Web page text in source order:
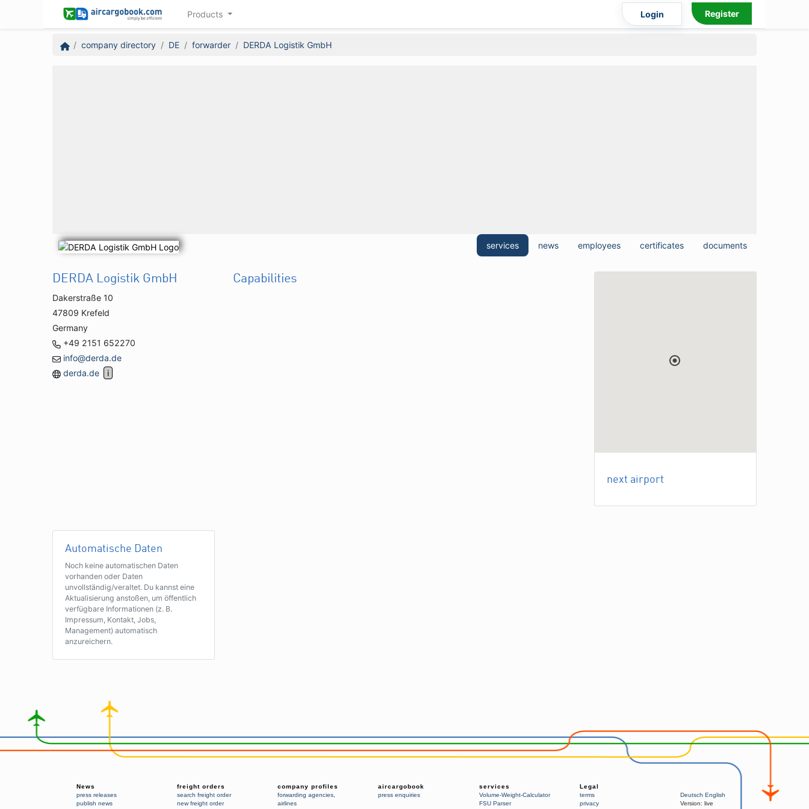
Products Login Register
company directory DE forwarder DERDA Logistik GmbH
services news employees certificates documents
DERDA Logistik GmbH
Dakerstraße 10
47809 Krefeld
Germany
+49 2151 652270
info@derda.de
derda.de
Capabilities
next airport
Automatische Daten
Noch keine automatischen Daten
vorhanden oder Daten
unvollständig/veraltet. Du kannst eine
Aktualisierung anstoßen, um öffentlich
verfügbare Informationen (z. B.
Impressum, Kontakt, Jobs,
Management) automatisch
anzureichern.
News
press releases
publish news
freight orders
search freight order
new freight order
company profiles
forwarding agencies
airlines
aircargobook
press enquiries
services
Volume-Weight-Calculator
FSU Parser
Legal
terms
privacy
Deutsch English
Version: live